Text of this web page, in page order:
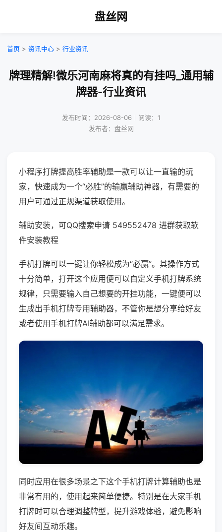
盘丝网
首页 > 资讯中心 > 行业资讯
牌理精解!微乐河南麻将真的有挂吗_通用辅
牌器-行业资讯
发布时间：2026-08-06｜阅读：1
发布者：盘丝网
小程序打牌提高胜率辅助是一款可以让一直输的玩
家，快速成为一个“必胜”的输赢辅助神器，有需要的
用户可通过正规渠道获取使用。
辅助安装，可QQ搜索申请 549552478 进群获取软
件安装教程
手机打牌可以一键让你轻松成为“必赢”。其操作方式
十分简单，打开这个应用便可以自定义手机打牌系统
规律，只需要输入自己想要的开挂功能，一键便可以
生成出手机打牌专用辅助器，不管你是想分享给好友
或者使用手机打牌AI辅助都可以满足需求。
同时应用在很多场景之下这个手机打牌计算辅助也是
非常有用的，使用起来简单便捷。特别是在大家手机
打牌时可以合理调整牌型，提升游戏体验，避免影响
好友间互动乐趣。